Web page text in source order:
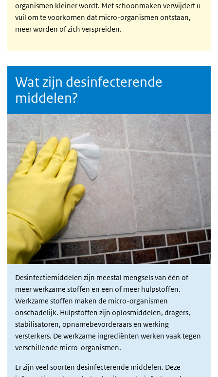
organismen kleiner wordt. Met schoonmaken verwijdert u
vuil om te voorkomen dat micro-organismen ontstaan,
meer worden of zich verspreiden.
Wat zijn desinfecterende
middelen?
Desinfectiemiddelen zijn meestal mengsels van één of
meer werkzame stoffen en een of meer hulpstoffen.
Werkzame stoffen maken de micro-organismen
onschadelijk. Hulpstoffen zijn oplosmiddelen, dragers,
stabilisatoren, opnamebevorderaars en werking
versterkers. De werkzame ingrediënten werken vaak tegen
verschillende micro-organismen.
Er zijn veel soorten desinfecterende middelen. Deze